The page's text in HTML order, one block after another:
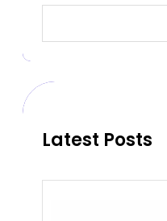
a
c
Latest Posts